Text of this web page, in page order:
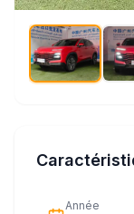
Année